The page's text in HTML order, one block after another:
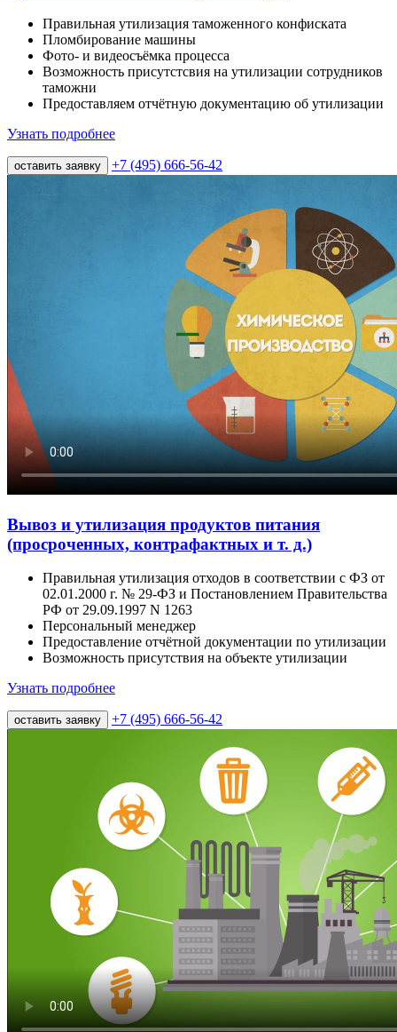
Правильная утилизация таможенного конфиската
Пломбирование машины
Фото- и видеосъёмка процесса
Возможность присутстсвия на утилизации сотрудников
таможни
Предоставляем отчётную документацию об утилизации
Узнать подробнее
оставить заявку +7 (495) 666-56-42
Вывоз и утилизация продуктов питания
(просроченных, контрафактных и т. д.)
Правильная утилизация отходов в соответствии с ФЗ от
02.01.2000 г. № 29-ФЗ и Постановлением Правительства
РФ от 29.09.1997 N 1263
Персональный менеджер
Предоставление отчётной документации по утилизации
Возможность присутствия на объекте утилизации
Узнать подробнее
оставить заявку +7 (495) 666-56-42